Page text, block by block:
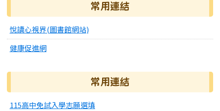
常用連結
悅讀心視界(圖書館網站)
健康促進網
常用連結
115高中免試入學志願選填